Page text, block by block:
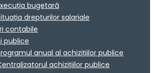
bugetară
drepturilor salariale
contabile
publice
anual al achizițiilor publice
achizițiilor publice